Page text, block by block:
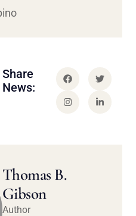
Share
News:
Thomas B.
Gibson
Author